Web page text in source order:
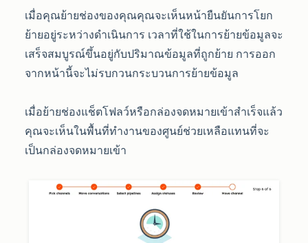
เมื่อคุณย้ายช่องของคุณคุณจะเห็นหน้ายืนยันการโยก
ย้ายอยู่ระหว่างดำเนินการ เวลาที่ใช้ในการย้ายข้อมูลจะ
เสร็จสมบูรณ์ขึ้นอยู่กับปริมาณข้อมูลที่ถูกย้าย การออก
จากหน้านี้จะไม่รบกวนกระบวนการย้ายข้อมูล
เมื่อย้ายช่องแช็ตโฟลว์หรือกล่องจดหมายเข้าสำเร็จแล้ว
คุณจะเห็นในพื้นที่ทำงานของศูนย์ช่วยเหลือแทนที่จะ
เป็นกล่องจดหมายเข้า